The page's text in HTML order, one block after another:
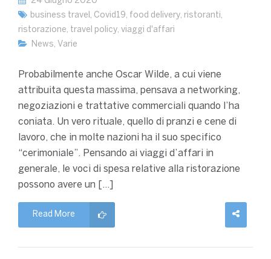
business travel , Covid19, food delivery, ristoranti,
ristorazione, travel policy, viaggi d'affari
News, Varie
Probabilmente anche Oscar Wilde, a cui viene
attribuita questa massima, pensava a networking,
negoziazioni e trattative commerciali quando l’ha
coniata. Un vero rituale, quello di pranzi e cene di
lavoro, che in molte nazioni ha il suo specifico
“cerimoniale”. Pensando ai viaggi d’affari in
generale, le voci di spesa relative alla ristorazione
possono avere un […]
Read More